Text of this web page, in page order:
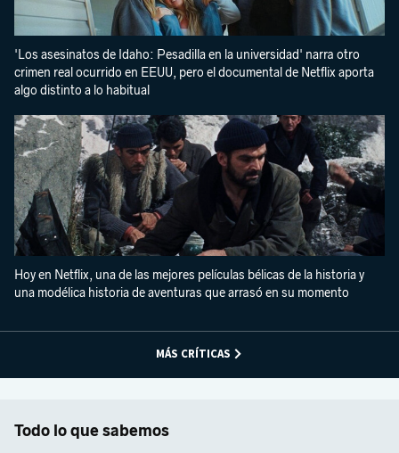
'Los asesinatos de Idaho: Pesadilla en la universidad' narra otro
crimen real ocurrido en EEUU, pero el documental de Netflix aporta
algo distinto a lo habitual
Hoy en Netflix, una de las mejores películas bélicas de la historia y
una modélica historia de aventuras que arrasó en su momento
MÁS CRÍTICAS
Todo lo que sabemos